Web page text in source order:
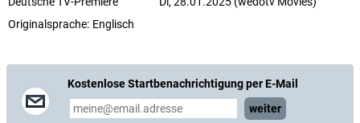
Originalsprache: Englisch
Kostenlose Startbenachrichtigung per E-Mail
weiter